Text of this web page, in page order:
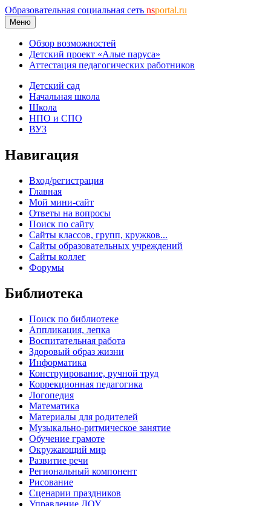
Образовательная социальная сеть nsportal.ru
Меню
Обзор возможностей
Детский проект «Алые паруса»
Аттестация педагогических работников
Детский сад
Начальная школа
Школа
НПО и СПО
ВУЗ
Навигация
Вход/регистрация
Главная
Мой мини-сайт
Ответы на вопросы
Поиск по сайту
Сайты классов, групп, кружков...
Сайты образовательных учреждений
Сайты коллег
Форумы
Библиотека
Поиск по библиотеке
Аппликация, лепка
Воспитательная работа
Здоровый образ жизни
Информатика
Конструирование, ручной труд
Коррекционная педагогика
Логопедия
Математика
Материалы для родителей
Музыкально-ритмическое занятие
Обучение грамоте
Окружающий мир
Развитие речи
Региональный компонент
Рисование
Сценарии праздников
Управление ДОУ